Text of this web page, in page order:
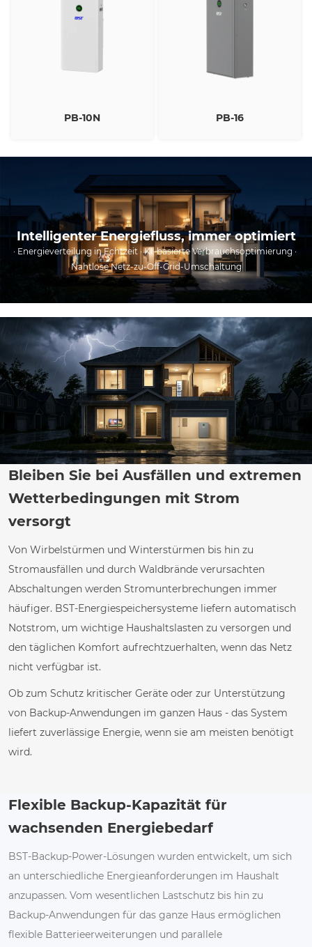
PB-10N PB-16
Intelligenter Energiefluss, immer optimiert
· Energieverteilung in Echtzeit · KI-basierte Verbrauchsoptimierung ·
Nahtlose Netz-zu-Off-Grid-Umschaltung
Bleiben Sie bei Ausfällen und extremen
Wetterbedingungen mit Strom
versorgt
Von Wirbelstürmen und Winterstürmen bis hin zu
Stromausfällen und durch Waldbrände verursachten
Abschaltungen werden Stromunterbrechungen immer
häufiger. BST-Energiespeichersysteme liefern automatisch
Notstrom, um wichtige Haushaltslasten zu versorgen und
den täglichen Komfort aufrechtzuerhalten, wenn das Netz
nicht verfügbar ist.
Ob zum Schutz kritischer Geräte oder zur Unterstützung
von Backup-Anwendungen im ganzen Haus - das System
liefert zuverlässige Energie, wenn sie am meisten benötigt
wird.
Flexible Backup-Kapazität für
wachsenden Energiebedarf
BST-Backup-Power-Lösungen wurden entwickelt, um sich
an unterschiedliche Energieanforderungen im Haushalt
anzupassen. Vom wesentlichen Lastschutz bis hin zu
Backup-Anwendungen für das ganze Haus ermöglichen
flexible Batterieerweiterungen und parallele